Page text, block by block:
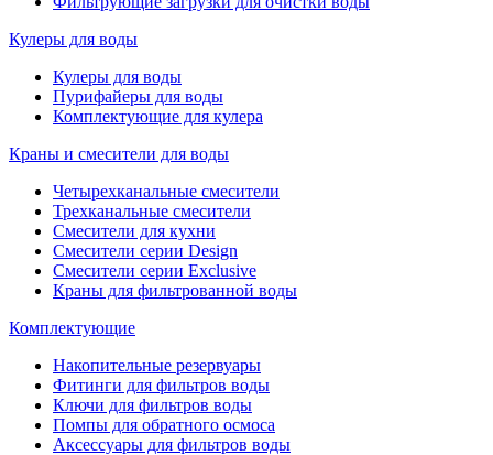
Кулеры для воды
Кулеры для воды
Пурифайеры для воды
Комплектующие для кулера
Краны и смесители для воды
Четырехканальные смесители
Трехканальные смесители
Смесители для кухни
Смесители серии Design
Смесители серии Exclusive
Краны для фильтрованной воды
Комплектующие
Накопительные резервуары
Фитинги для фильтров воды
Ключи для фильтров воды
Помпы для обратного осмоса
Аксессуары для фильтров воды